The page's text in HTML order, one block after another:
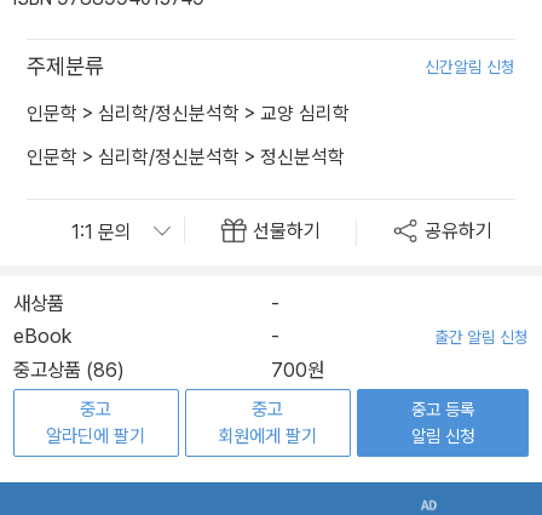
주제분류 신간알림 신청
인문학 > 심리학/정신분석학 > 교양 심리학
인문학 > 심리학/정신분석학 > 정신분석학
선물하기 공유하기
새상품
-
eBook
- 출간 알림 신청
중고상품 (86) 700원
중고
알라딘에 팔기
중고
회원에게 팔기
중고 등록
알림 신청